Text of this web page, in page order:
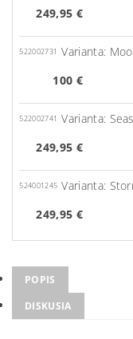
249,95 €
522002731
Varianta:
100 €
522002741
Varianta:
249,95 €
524001245 Varianta:
249,95 €
POPIS
DISKUSIA